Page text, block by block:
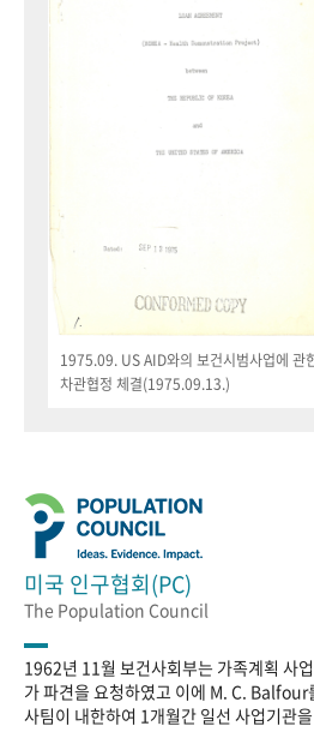
1975.09. US AID와의 보건시범사업에 관
차관협정 체결(1975.09.13.)
미국 인구협회(PC)
The Population Council
1962년 11월 보건사회부는 가족계획 사
가 파견을 요청하였고 이에 M. C.
사팀이 내한하여 1개월간 일선 사업기관